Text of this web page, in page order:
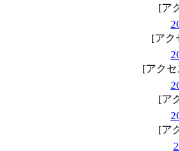
[ア
[アク
[アク
[ア
[ア